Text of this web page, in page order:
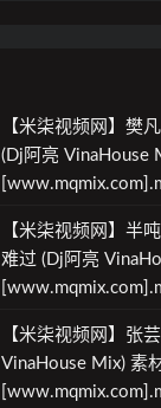
【米柒视频网】樊
(Dj阿亮 VinaHouse
【米柒视频网】半
难过 (Dj阿亮
【米柒视频网】张
VinaHouse Mix) 素